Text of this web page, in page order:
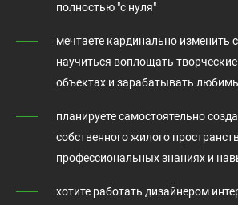
полностью "с нуля"
мечтаете кардинально изменить
научиться воплощать
объектах и зарабатывать
планируете самостоятельно
собственного жилого
профессиональных знаниях и
хотите работать дизайнером